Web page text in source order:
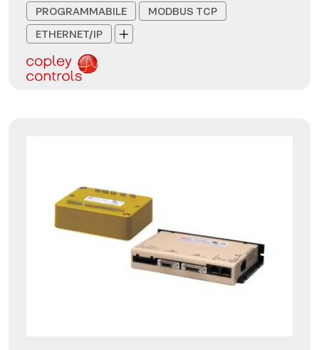
PROGRAMMABILE
MODBUS TCP
ETHERNET/IP